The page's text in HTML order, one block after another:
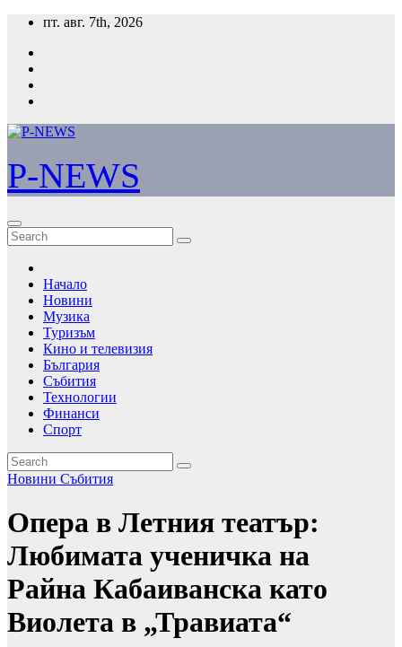
Skip
content
пт. авг. 7th, 2026
P-NEWS
Начало
Новини
Музика
Туризъм
Кино и телевизия
България
Събития
Технологии
Финанси
Спорт
Новини Събития
Опера в Летния театър:
Любимата ученичка на
Райна Кабаиванска като
Виолета в „Травиата“